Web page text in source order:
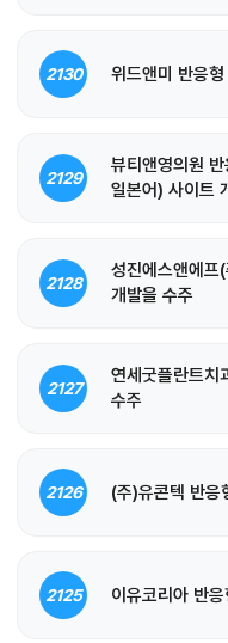
2130 위드앤미 반응
2129
뷰티앤영의원
일본어) 사이트
2128
성진에스앤에프
개발을 수주
2127
연세굿플란트치
수주
2126 (주)유콘텍 반응
2125 이유코리아 반